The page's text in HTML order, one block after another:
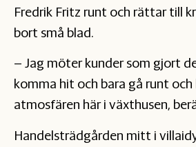
Fredrik Fritz runt och rättar till
bort små blad.
– Jag möter kunder som gjort
komma hit och bara gå runt och
atmosfären här i växthusen,
Handelsträdgården mitt i